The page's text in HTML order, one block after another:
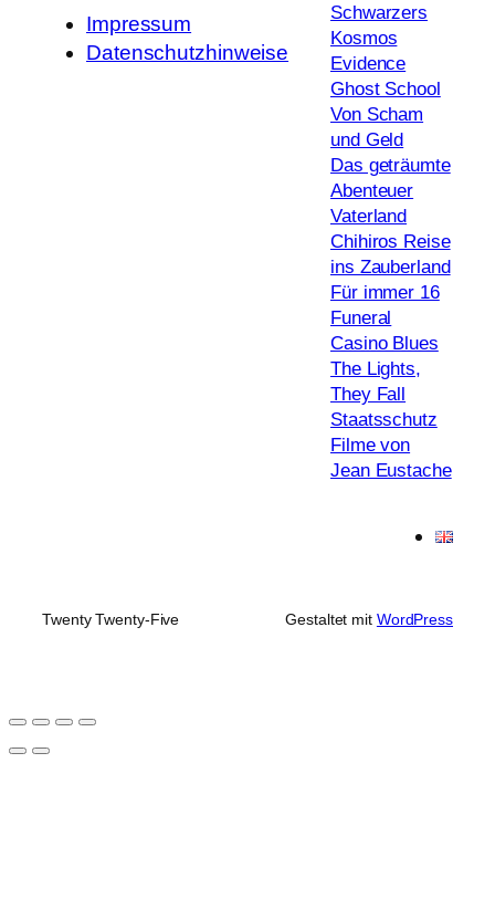
Impressum
Datenschutzhinweise
Schwarzers
Kosmos
Evidence
Ghost School
Von Scham
und Geld
Das geträumte
Abenteuer
Vaterland
Chihiros Reise
ins Zauberland
Für immer 16
Funeral
Casino Blues
The Lights,
They Fall
Staatsschutz
Filme von
Jean Eustache
Twenty Twenty-Five Gestaltet mit WordPress